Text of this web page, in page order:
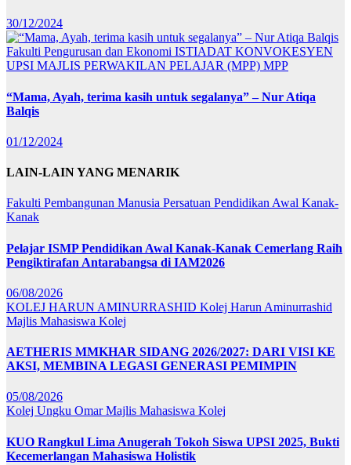
30/12/2024
Fakulti Pengurusan dan Ekonomi ISTIADAT KONVOKESYEN
UPSI MAJLIS PERWAKILAN PELAJAR (MPP) MPP
“Mama, Ayah, terima kasih untuk segalanya” – Nur Atiqa
Balqis
01/12/2024
LAIN-LAIN YANG MENARIK
Fakulti Pembangunan Manusia Persatuan Pendidikan Awal Kanak-
Kanak
Pelajar ISMP Pendidikan Awal Kanak-Kanak Cemerlang Raih
Pengiktirafan Antarabangsa di IAM2026
06/08/2026
KOLEJ HARUN AMINURRASHID Kolej Harun Aminurrashid
Majlis Mahasiswa Kolej
AETHERIS MMKHAR SIDANG 2026/2027: DARI VISI KE
AKSI, MEMBINA LEGASI GENERASI PEMIMPIN
05/08/2026
Kolej Ungku OmarMajlis Mahasiswa Kolej
KUO Rangkul Lima Anugerah Tokoh Siswa UPSI 2025, Bukti
Kecemerlangan Mahasiswa Holistik